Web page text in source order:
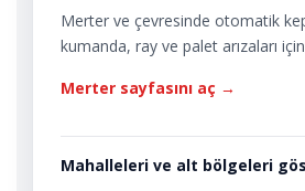
Merter ve çevresinde otomatik
kumanda, ray ve palet arızaları
Merter sayfasını aç →
Mahalleleri ve alt bölgeleri